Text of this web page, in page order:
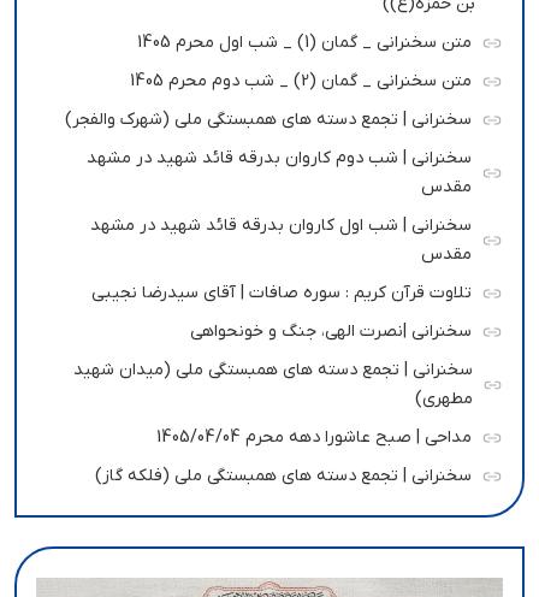
متن سخنرانی _ گمان (1) _ شب اول محرم 1405
متن سخنرانی _ گمان (2) _ شب دوم محرم 1405
سخنرانی | تجمع دسته های همبستگی ملی (شهرک والفجر)
سخنرانی | شب دوم کاروان بدرقه قائد شهید در مشهد
مقدس
سخنرانی | شب اول کاروان بدرقه قائد شهید در مشهد
مقدس
تلاوت قرآن کریم : سوره صافات | آقای سیدرضا نجیبی
سخنرانی |نصرت الهی، جنگ و خونحواهی
سخنرانی | تجمع دسته های همبستگی ملی (میدان شهید
مطهری)
مداحی | صبح عاشورا دهه محرم 1405/04/04
سخنرانی | تجمع دسته های همبستگی ملی (فلکه گاز)